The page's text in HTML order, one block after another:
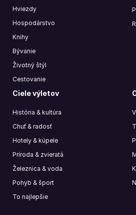
Hviezdy
Hospodárstvo
Knihy
Bývanie
Životný štýl
Cestovanie
Ciele výletov
História & kultúra
Chuť & radosť
Hotely & kúpele
Príroda & zvieratá
Železnica & voda
Pohyb & šport
To najlepšie